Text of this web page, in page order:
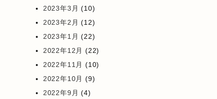
2023年3月 (10)
2023年2月 (12)
2023年1月 (22)
2022年12月 (22)
2022年11月 (10)
2022年10月 (9)
2022年9月 (4)